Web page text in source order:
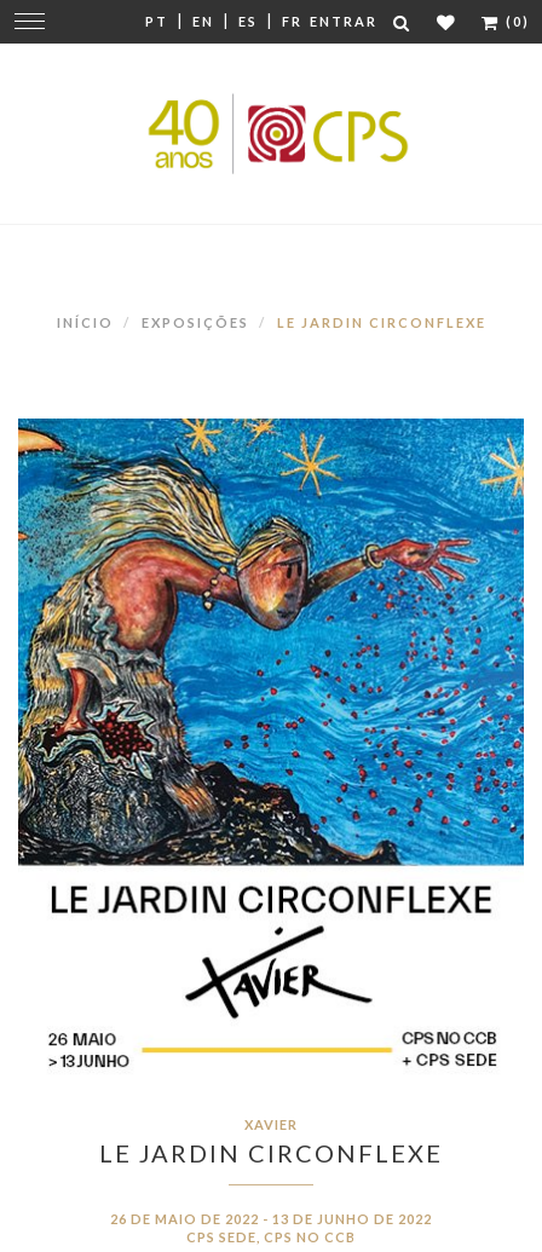
PT | EN | ES | FR ENTRAR (0)
Mudar
navegação
INÍCIO EXPOSIÇÕES LE JARDIN CIRCONFLEXE
XAVIER
LE JARDIN CIRCONFLEXE
26 DE MAIO DE 2022 - 13 DE JUNHO DE 2022
CPS SEDE, CPS NO CCB